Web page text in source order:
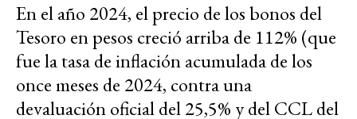
En el año 2024, el precio de los bonos del
Tesoro en pesos creció arriba de 112% (que
fue la tasa de inflación acumulada de los
once meses de 2024, contra una
devaluación oficial del 25,5% y del CCL del